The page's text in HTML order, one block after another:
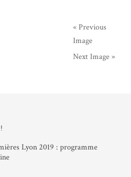
« Previous
Image
Next Image »
Lyon 2019 : programme